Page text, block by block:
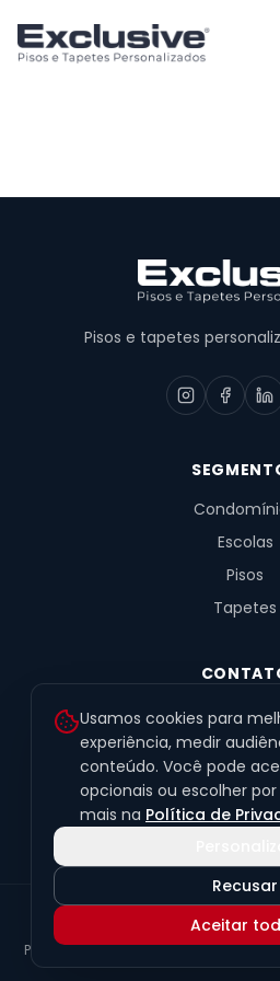
Pisos e tapetes
Escolas
Pisos
Tapetes
R. Fernandes de
Alto da XV · Curitiba/
(41)
© 2026 Exclusive Pisos e
45.563.259/
Política de PrivacidadeTermos de Uso
Usamos cookies para
experiência, medir
conteúdo. Você pode
opcionais ou escolher
mais na Política de
Recusar
Aceitar